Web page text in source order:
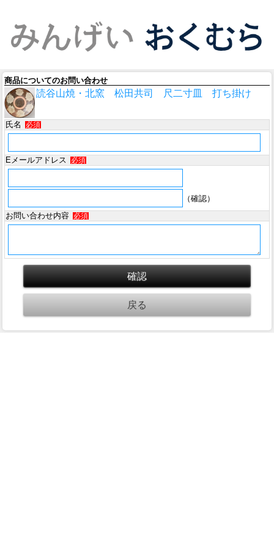
商品についてのお問い合わせ
読谷山焼・北窯 松田共司 尺二寸皿 打ち掛け
氏名 必須
Eメールアドレス 必須
（確認）
お問い合わせ内容
必須